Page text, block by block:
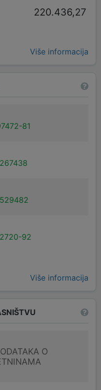
220.436,27
Više informacija
81
92
Više informacija
O